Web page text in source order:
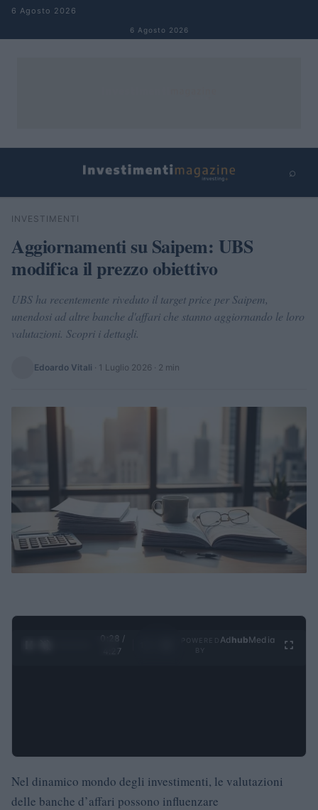
Salta al contenuto
6 Agosto 2026
6 Agosto 2026
⌕
Cerca
INVESTIMENTI
Aggiornamenti su Saipem: UBS
modifica il prezzo obiettivo
UBS ha recentemente riveduto il target price per Saipem,
unendosi ad altre banche d'affari che stanno aggiornando le loro
valutazioni. Scopri i dettagli.
Edoardo Vitali · 1 Luglio 2026 · 2 min
0:28 /
4:27
Ad hubMedia
Nel dinamico mondo degli investimenti, le valutazioni
delle banche d’affari possono influenzare